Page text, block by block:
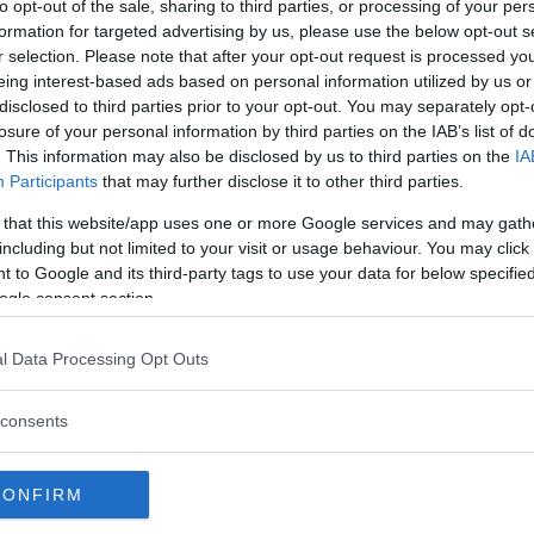
opt-out of the sale, sharing to third parties, or processing of your
for targeted advertising by us, please use the below opt-out
selection. Please note that after your opt-out request is processed
interest-based ads based on personal information utilized by us
to third parties prior to your opt-out. You may separately
of your personal information by third parties on the IAB’s list of
This information may also be disclosed by us to third parties on the
Participants that may further disclose it to other third parties.
that this website/app uses one or more Google services and may
but not limited to your visit or usage behaviour. You may
to Google and its third-party tags to use your data for below
consent section.
Data Processing Opt Outs
känd som Raye (född 1997) från
och låtskrivare. Hon är 28 år och
som Amy Winehose (1983-2011),
Lanekommer från Rayes nya album.
Symphony Orchestra, Aldgate
Abbey Road Studios, Flames Collective